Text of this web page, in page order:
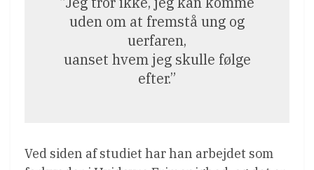
uden om at fremstå ung og
uerfaren,
uanset hvem jeg skulle følge
efter.”
Ved siden af studiet har han arbejdet som